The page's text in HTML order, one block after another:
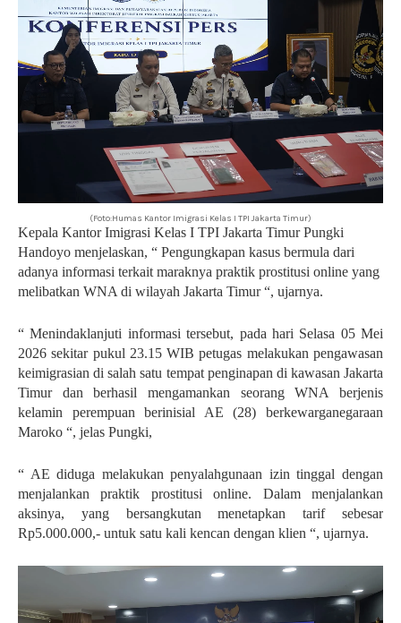
(Foto:Humas Kantor Imigrasi Kelas I TPI Jakarta Timur)
Kepala Kantor Imigrasi Kelas I TPI Jakarta Timur Pungki
Handoyo menjelaskan, “ Pengungkapan kasus bermula dari
adanya informasi terkait maraknya praktik prostitusi online yang
melibatkan WNA di wilayah Jakarta Timur “, ujarnya.
“ Menindaklanjuti informasi tersebut, pada hari Selasa 05 Mei
2026 sekitar pukul 23.15 WIB petugas melakukan pengawasan
keimigrasian di salah satu tempat penginapan di kawasan Jakarta
Timur dan berhasil mengamankan seorang WNA berjenis
kelamin perempuan berinisial AE (28) berkewarganegaraan
Maroko “, jelas Pungki,
“ AE diduga melakukan penyalahgunaan izin tinggal dengan
menjalankan praktik prostitusi online. Dalam menjalankan
aksinya, yang bersangkutan menetapkan tarif sebesar
Rp5.000.000,- untuk satu kali kencan dengan klien “, ujarnya.